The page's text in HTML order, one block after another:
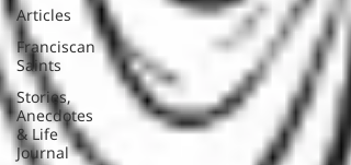
Articles
Franciscan
Saints
Stories,
Anecdotes
& Life
Journal